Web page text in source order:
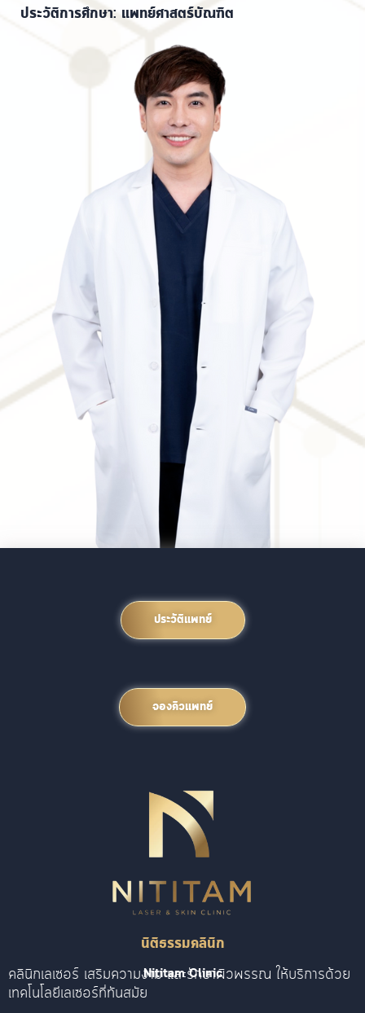
ประวัติการศึกษา: แพทย์ศาสตร์บัณฑิต
ประวัติแพทย์
จองคิวแพทย์
นิติธรรมคลินิก
Nititam Clinic
คลินิกเลเซอร์ เสริมความงาม และรักษาผิวพรรณ ให้บริการด้วย
เทคโนโลยีเลเซอร์ที่ทันสมัย